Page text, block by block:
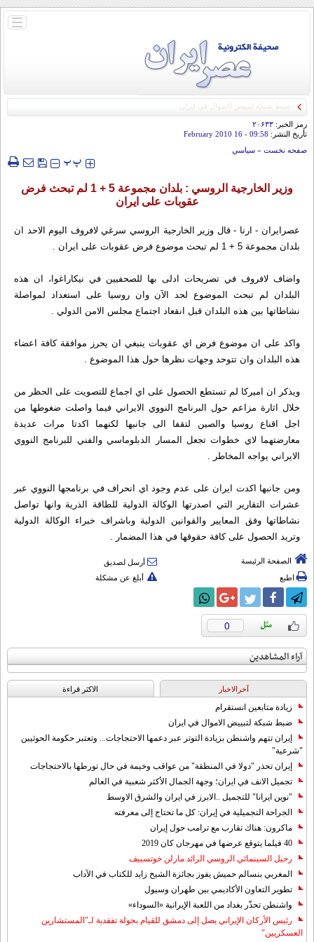
باز
رمز الخبر: ۲۰۶۳۳
تأريخ النشر: 09:58
- 16 February 2010
صفحه نخست » سياسي
‍‍‍ پپ
وزير الخارجية الروسي : بلدان مجموعة 5 + 1 لم تبحث فرض
عقوبات على ايران
عصرایران - ارنا - قال وزير الخارجية الروسي سرغي لافروف اليوم الاحد ان
بلدان مجموعة 5 + 1 لم تبحث موضوع فرض عقوبات على ايران .
واضاف لافروف في تصريحات ادلى بها للصحفيين في نيکاراغوا، ان هذه
البلدان لم تبحث الموضوع لحد الآن وان روسيا على استعداد لمواصلة
نشاطاتها بين هذه البلدان قبل انقعاد اجتماع مجلس الامن الدولي .
واکد على ان موضوع فرض اي عقوبات ينبغي ان يحرز موافقة کافة اعضاء
هذه البلدان وان تتوحد وجهات نظرها حول هذا الموضوع .
ويذکر ان اميرکا لم تستطع الحصول على اي اجماع للتصويت على الحظر من
خلال اثارة مزاعم حول البرنامج النووي الايراني فيما واصلت ضغوطها من
اجل اقناع روسيا والصين لتقفا الى جانبها لکنهما اکدتا مرات عديدة
معارضتهما لاي خطوات تجعل المسار الدبلوماسي والفني للبرنامج النووي
الايراني يواجه المخاطر .
ومن جانبها اکدت ايران على عدم وجود اي انحراف في برنامجها النووي عبر
عشرات التقارير التي اصدرتها الوکالة الدولية للطاقة الذرية وانها تواصل
نشاطاتها وفق المعايير والقوانين الدولية وباشراف خبراء الوکالة الدولية
وتريد الحصول على کافة حقوقها في هذا المضمار .
الصفحة الرئيسة
أرسل لصديق
اطبع
أبلغ عن مشكلة
0
آراء المشاهدين
آخرالاخبار الاکثر قراءة
زيادة متابعين انستقرام
ضبط شبكة لتبييض الاموال في ايران
إيران تتهم واشنطن بزيادة التوتر عبر دعمها الاحتجاجات... وتعتبر حكومة الحوثيين
"شرعية"
إيران تحذر "دولا في المنطقة" من عواقب وخيمة في حال تورطها بالاحتجاجات
تجميل الانف في ايران؛ وجهة الجمال الأكثر شعبية في العالم
"نوين ايرانا" للتجميل ..الابرز في ايران والشرق الاوسط
الجراحة التجميلية في إيران: كل ما تحتاج إلى معرفته
ماكرون: هناك تقارب مع ترامب حول إيران
40 فيلما يتوقع عرضها في مهرجان كان 2019
رحيل السينمائي الروسي الرائد مارلن خوتسييف
المغربي بنسالم حميش يفوز بجائزة الشيخ زايد للكتاب في الآداب
تطوير التعاون الأكاديمي بين طهران وسيول
واشنطن تحذّر بغداد من اللعبة الإيرانية «السوداء»
رئيس الأركان الإيراني يصل إلى دمشق للقيام بجولة تفقدية لـ"المستشارين
العسكريين"